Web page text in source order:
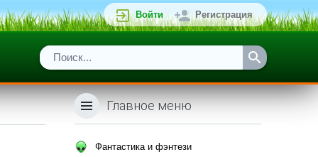
Войти Регистрация
Главное меню
Фантастика и фэнтези